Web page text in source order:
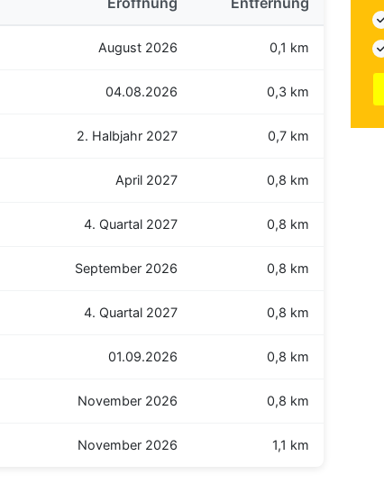
August 2026 0,1 km
04.08.2026 0,3 km
2. Halbjahr 2027 0,7 km
April 2027 0,8 km
4. Quartal 2027 0,8 km
September 2026 0,8 km
4. Quartal 2027 0,8 km
01.09.2026 0,8 km
November 2026 0,8 km
November 2026 1,1 km